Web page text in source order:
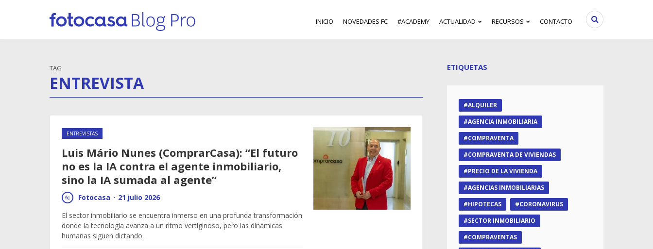
INICIO NOVEDADES FC #ACADEMY ACTUALIDAD RECURSOS CONTACTO
TAG
ENTREVISTA
ENTREVISTAS
Luis Mário Nunes (ComprarCasa): “El futuro
no es la IA contra el agente inmobiliario,
sino la IA sumada al agente”
Fotocasa · 21 julio 2026
El sector inmobiliario se encuentra inmerso en una profunda transformación
donde la tecnología avanza a un ritmo vertiginoso, pero las dinámicas
humanas siguen dictando…
ETIQUETAS
ALQUILER
AGENCIA INMOBILIARIA
COMPRAVENTA
COMPRAVENTA DE VIVIENDAS
PRECIO DE LA VIVIENDA
AGENCIAS INMOBILIARIAS
HIPOTECAS
CORONAVIRUS
SECTOR INMOBILIARIO
COMPRAVENTAS